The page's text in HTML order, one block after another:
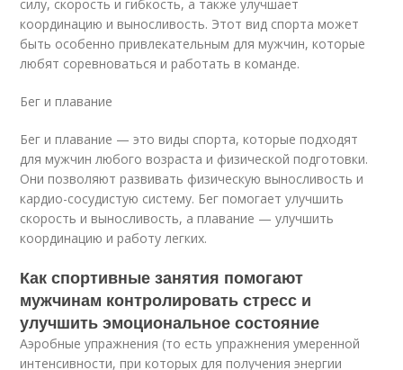
силу, скорость и гибкость, а также улучшает
координацию и выносливость. Этот вид спорта может
быть особенно привлекательным для мужчин, которые
любят соревноваться и работать в команде.
Бег и плавание
Бег и плавание — это виды спорта, которые подходят
для мужчин любого возраста и физической подготовки.
Они позволяют развивать физическую выносливость и
кардио-сосудистую систему. Бег помогает улучшить
скорость и выносливость, а плавание — улучшить
координацию и работу легких.
Как спортивные занятия помогают
мужчинам контролировать стресс и
улучшить эмоциональное состояние
Аэробные упражнения (то есть упражнения умеренной
интенсивности, при которых для получения энергии